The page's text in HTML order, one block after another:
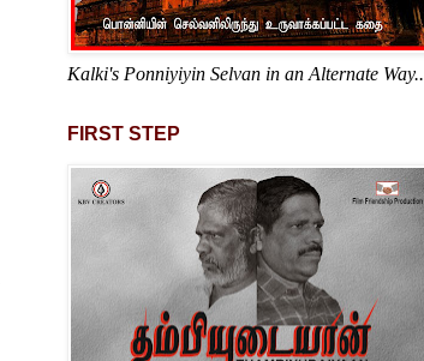
Kalki's Ponniyiyin Selvan in an Alternate Way..
FIRST STEP